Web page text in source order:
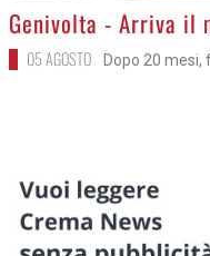
>
Genivolta - Arriva il
05 AGOSTO Dopo 20